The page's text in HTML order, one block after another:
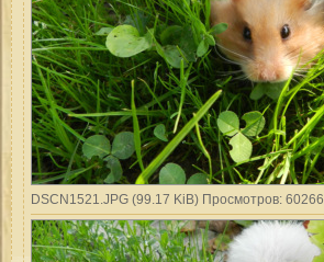
DSCN1521.JPG (99.17 KiB) Просмотров: 60266